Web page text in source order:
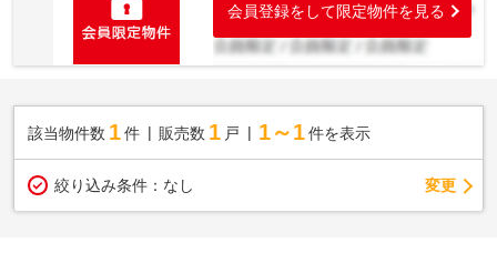
会員登録をして限定物件を見る
該当物件数 1件 販売数 1 戸 1～1 件を表示
絞り込み条件： なし 変更